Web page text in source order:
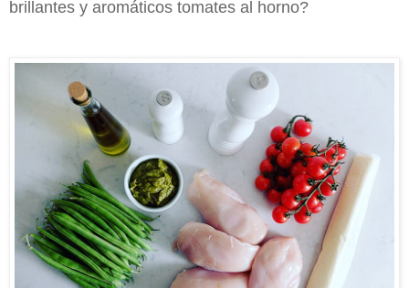
brillantes y aromáticos tomates al horno?